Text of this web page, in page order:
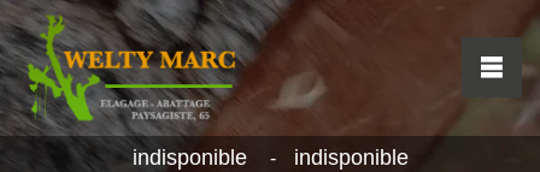
indisponible - indisponible